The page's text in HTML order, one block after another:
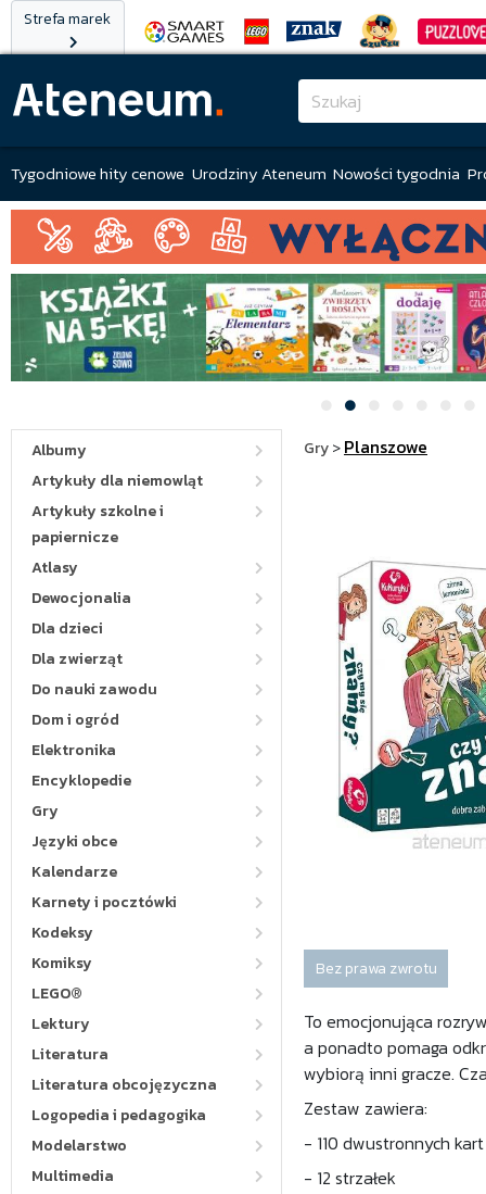
Strefa marek
Tygodniowe hity cenowe Urodziny Ateneum Nowości tygodnia
Albumy
Artykuły dla niemowląt
Artykuły szkolne i
papiernicze
Atlasy
Dewocjonalia
Dla dzieci
Dla zwierząt
Do nauki zawodu
Dom i ogród
Elektronika
Encyklopedie
Gry
Języki obce
Kalendarze
Karnety i pocztówki
Kodeksy
Komiksy
LEGO®
Lektury
Literatura
Literatura obcojęzyczna
Logopedia i pedagogika
Modelarstwo
Multimedia
Gry>Planszowe
Bez prawa zwrotu
To emocjonująca
a ponadto pomaga
wybiorą inni gracze.
Zestaw zawiera:
- 110 dwustronnych
- 12 strzałek